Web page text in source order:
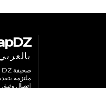
ملتزمة
اتصال وثيق